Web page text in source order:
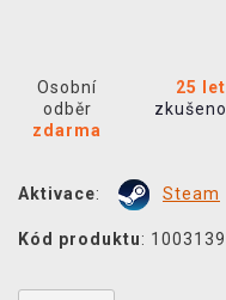
Osobní
odběr
zdarma
25 let
Aktivace: Steam
Kód produktu: 1003139